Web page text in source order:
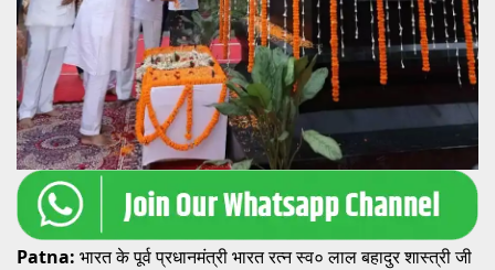
Patna: भारत के पूर्व प्रधानमंत्री भारत रत्न स्व० लाल बहादुर शास्त्री जी